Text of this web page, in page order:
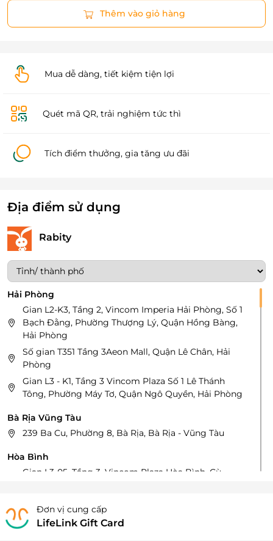
Thêm vào giỏ hàng
Mua dễ dàng, tiết kiệm tiện lợi
Quét mã QR, trải nghiệm tức thì
Tích điểm thưởng, gia tăng ưu đãi
Địa điểm sử dụng
Rabity
Hải Phòng
Gian L2-K3, Tầng 2, Vincom Imperia Hải Phòng, Số 1
Bạch Đằng, Phường Thượng Lý, Quận Hồng Bàng,
Hải Phòng
Số gian T351 Tầng 3Aeon Mall, Quận Lê Chân, Hải
Phòng
Gian L3 - K1, Tầng 3 Vincom Plaza Số 1 Lê Thánh
Tông, Phường Máy Tơ, Quận Ngô Quyền, Hải Phòng
Bà Rịa Vũng Tàu
239 Ba Cu, Phường 8, Bà Rịa, Bà Rịa - Vũng Tàu
Hòa Bình
Gian L3-05, Tầng 3, Vincom Plaza Hòa Bình, Cù
Hà Nội
Gian L2-03, Tầng 2, Vincom Plaza Skylake Phạm
Đơn vị cung cấp
LifeLink Gift Card